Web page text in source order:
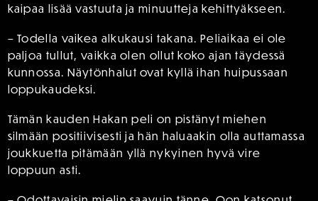
kaipaa lisää vastuuta ja minuutteja kehittyäkseen.
– Todella vaikea alkukausi takana. Peliaikaa ei ole
paljoa tullut, vaikka olen ollut koko ajan täydessä
kunnossa. Näytönhalut ovat kyllä ihan huipussaan
loppukaudeksi.
Tämän kauden Hakan peli on pistänyt miehen
silmään positiivisesti ja hän haluaakin olla auttamassa
joukkuetta pitämään yllä nykyinen hyvä vire
loppuun asti.